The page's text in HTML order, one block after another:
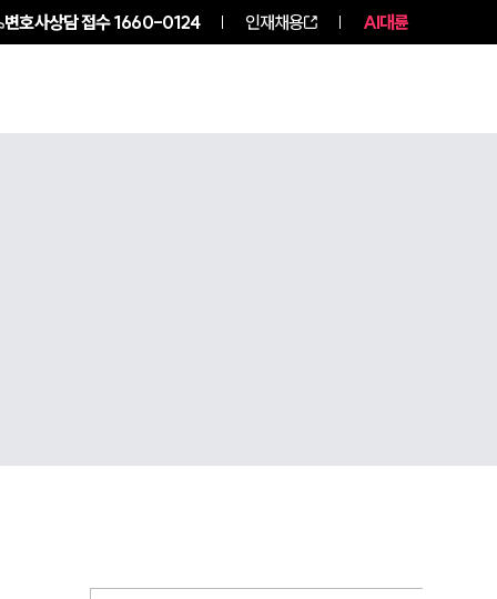
변호사상담 접수1660-0124 인재채용 AI대륜